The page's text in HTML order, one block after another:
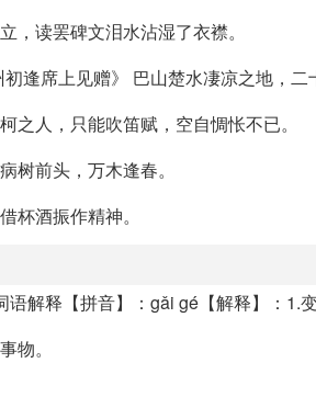
，读罢碑文泪水沾湿了衣襟。
逢席上见赠》 巴山楚水凄凉之地，二
之人，只能吹笛赋，空自惆怅不已。
树前头，万木逢春。
杯酒振作精神。
解释【拼音】：gǎi gé【解释】：1.变
物。